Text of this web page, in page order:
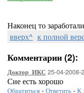
Наконец то
вверх^ к полной
Комментарии (2):
Доктор_ИКС 25-04-2008-
Сие есть хорошо
Обратиться - Ответить - К